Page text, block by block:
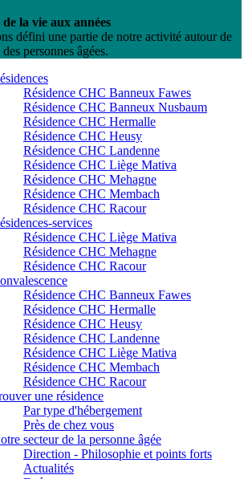
la vie aux années
défini une partie de notre activité autour de
personnes âgées.
Résidence CHC Banneux Fawes
Résidence CHC Banneux Nusbaum
Résidence CHC Hermalle
Résidence CHC Heusy
Résidence CHC Landenne
Résidence CHC Liège Mativa
Résidence CHC Mehagne
Résidence CHC Membach
Résidence CHC Racour
services
Résidence CHC Liège Mativa
Résidence CHC Mehagne
Résidence CHC Racour
Résidence CHC Banneux Fawes
Résidence CHC Hermalle
Résidence CHC Heusy
Résidence CHC Landenne
Résidence CHC Liège Mativa
Résidence CHC Membach
Résidence CHC Racour
une résidence
Par type d'hébergement
Près de chez vous
secteur de la personne âgée
Direction - Philosophie et points forts
Actualités